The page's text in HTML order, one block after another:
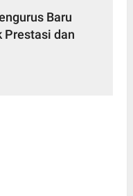
Baru
Prestasi dan